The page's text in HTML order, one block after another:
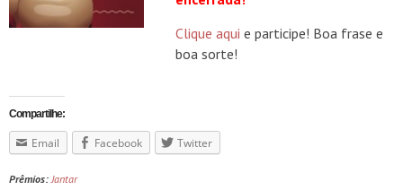
Clique aqui e participe! Boa frase e
boa sorte!
Compartilhe:
Email Facebook Twitter
Prêmios: Jantar